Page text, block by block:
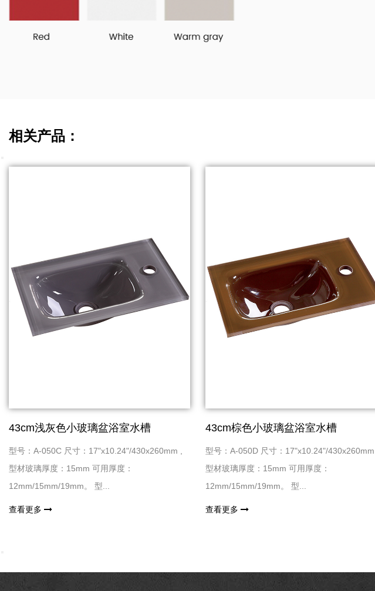
相关产品：
43cm浅灰色小玻璃盆浴室水槽
型号：A-050C 尺寸：17"x10.24"/430x260mm ,
型材玻璃厚度：15mm 可用厚度：
12mm/15mm/19mm。 型...
查看更多
43cm棕色小玻璃盆浴室水槽
型号：A-050D 尺寸：17"x10.24"/430x260mm ,
型材玻璃厚度：15mm 可用厚度：
12mm/15mm/19mm。 型...
查看更多